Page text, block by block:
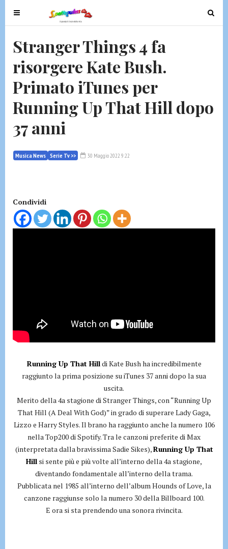
T
o
g
e
n
g
t
T
o
v
Stranger Things 4 fa
risorgere Kate Bush.
Primato iTunes per
Running Up That Hill dopo
37 anni
Musica News Serie Tv >> 30 Maggio 2022 9:22
Condividi
Running Up That Hilldi Kate Bush ha incredibilmente
raggiunto la prima posizione su iTunes 37 anni dopo la sua
uscita.
Merito della 4a stagione di Stranger Things, con “Running Up
That Hill (A Deal With God)” in grado di superare Lady Gaga,
Lizzo e Harry Styles. Il brano ha raggiunto anche la numero 106
nella Top200 di Spotify. Tra le canzoni preferite di Max
(interpretata dalla bravissima Sadie Sikes),Running Up That
Hill si sente più e più volte all’interno della 4a stagione,
diventando fondamentale all’interno della trama.
Pubblicata nel 1985 all’interno dell’album Hounds of Love, la
canzone raggiunse solo la numero 30 della Billboard 100.
E ora si sta prendendo una sonora rivincita.